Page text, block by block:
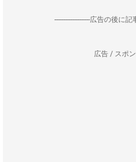
--------------------広告の後に記
広告 / スポ